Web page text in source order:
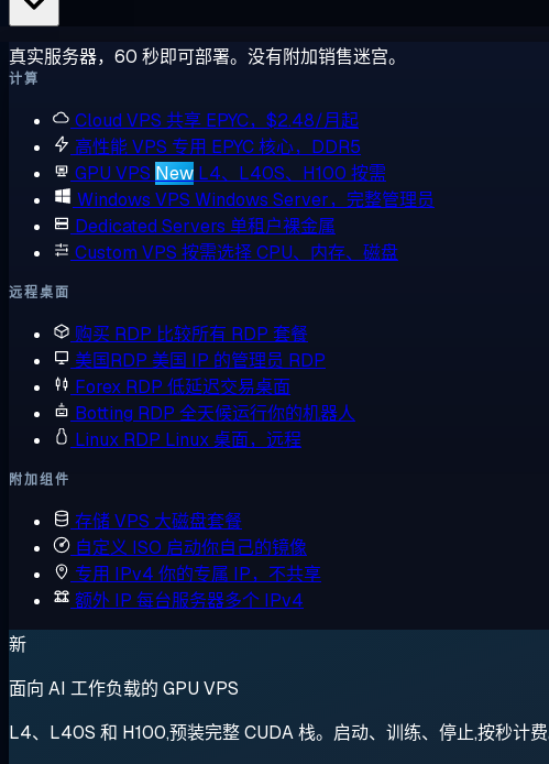
真实服务器，60 秒即可部署。没有附加销售迷宫。
计算
Cloud VPS 共享 EPYC，$2.48/月起
高性能 VPS 专用 EPYC 核心，DDR5
GPU VPS New L4、L40S、H100 按需
Windows VPS Windows Server，完整管理员
Dedicated Servers 单租户裸金属
Custom VPS 按需选择 CPU、内存、磁盘
远程桌面
购买 RDP 比较所有 RDP 套餐
美国RDP 美国 IP 的管理员 RDP
Forex RDP 低延迟交易桌面
Botting RDP 全天候运行你的机器人
Linux RDP Linux 桌面，远程
附加组件
存储 VPS 大磁盘套餐
自定义 ISO 启动你自己的镜像
专用 IPv4 你的专属 IP，不共享
额外 IP 每台服务器多个 IPv4
新
面向 AI 工作负载的 GPU VPS
L4、L40S 和 H100,预装完整 CUDA 栈。启动、训练、停止,按秒计费